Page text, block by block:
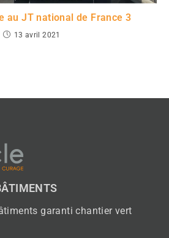
au JT national de France 3
13 avril 2021
garanti chantier vert